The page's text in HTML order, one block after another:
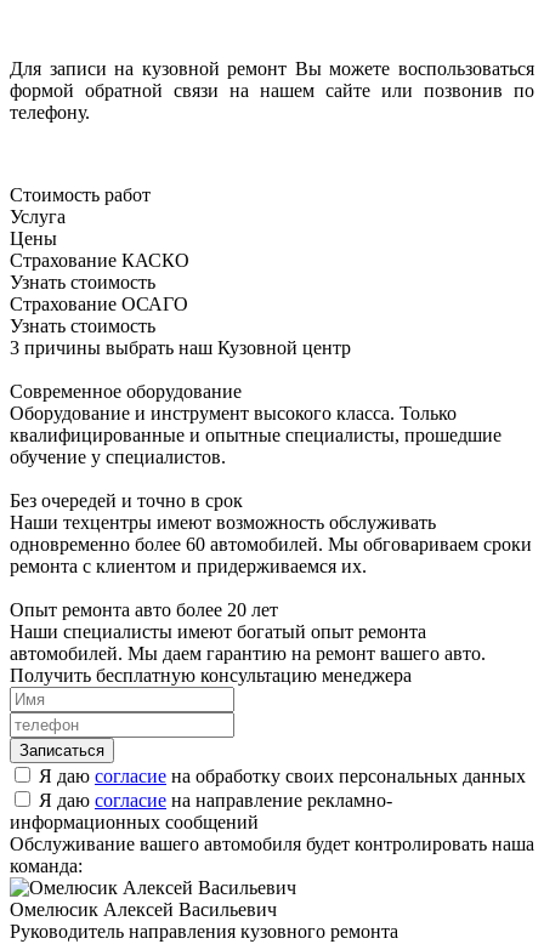
Для записи на кузовной ремонт Вы можете воспользоваться
формой обратной связи на нашем сайте или позвонив по
телефону.
Стоимость работ
Услуга
Цены
Страхование КАСКО
Узнать стоимость
Страхование ОСАГО
Узнать стоимость
3 причины выбрать наш Кузовной центр
Современное оборудование
Оборудование и инструмент высокого класса. Только
квалифицированные и опытные специалисты, прошедшие
обучение у специалистов.
Без очередей и точно в срок
Наши техцентры имеют возможность обслуживать
одновременно более 60 автомобилей. Мы обговариваем сроки
ремонта с клиентом и придерживаемся их.
Опыт ремонта авто более 20 лет
Наши специалисты имеют богатый опыт ремонта
автомобилей. Мы даем гарантию на ремонт вашего авто.
Получить бесплатную консультацию менеджера
Я даю согласие на обработку своих персональных данных
Я даю согласие на направление рекламно-
информационных сообщений
Обслуживание вашего автомобиля будет контролировать наша
команда:
Омелюсик Алексей Васильевич
Руководитель направления кузовного ремонта